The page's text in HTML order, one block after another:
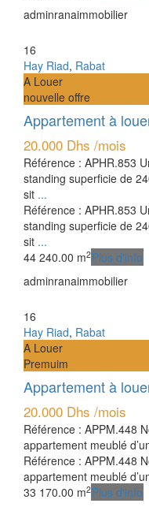
adminranaimmobilier
16
Hay Riad, Rabat
A Louer
nouvelle offre
Appartement à
20.000 Dhs /mois
Référence : APHR.853
standing superficie de
sit ...
Référence : APHR.853
standing superficie de
sit ...
44 240.00 m2Plus d'info
adminranaimmobilier
16
Hay Riad, Rabat
A Louer
Premuim
Appartement à
20.000 Dhs /mois
Référence : APPM.448
appartement meublé
Référence : APPM.448
appartement meublé
33 170.00 m2Plus d'info